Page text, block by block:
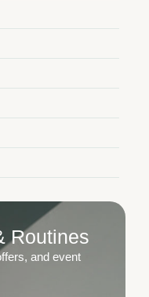
Routines
and event